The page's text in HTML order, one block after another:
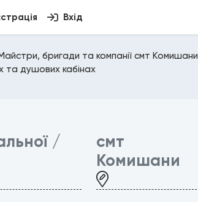
Вхід
бригади та компанії смт Комишани
душових кабінах
/
смт
Комишани